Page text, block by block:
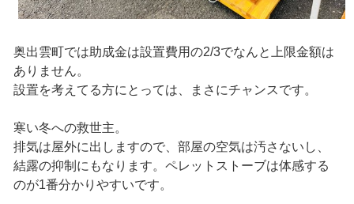
奥出雲町では助成金は設置費用の2/3でなんと上限金額は
ありません。
設置を考えてる方にとっては、まさにチャンスです。
寒い冬への救世主。
排気は屋外に出しますので、部屋の空気は汚さないし、
結露の抑制にもなります。ペレットストーブは体感する
のが1番分かりやすいです。